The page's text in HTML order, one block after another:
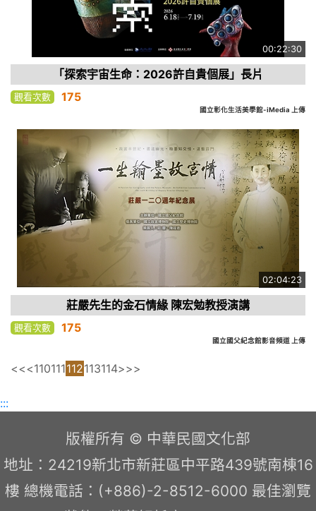
00:22:30
「探索宇宙生命：2026許自貴個展」長片
觀看次數 175
國立彰化生活美學館-iMedia 上傳
02:04:23
莊嚴先生的金石情緣 陳宏勉教授演講
觀看次數 175
國立國父紀念館影音頻道 上傳
<<<110111112113114>>>
:::
版權所有 © 中華民國文化部
地址：24219新北市新莊區中平路439號南棟16
樓 總機電話：(+886)-2-8512-6000 最佳瀏覽